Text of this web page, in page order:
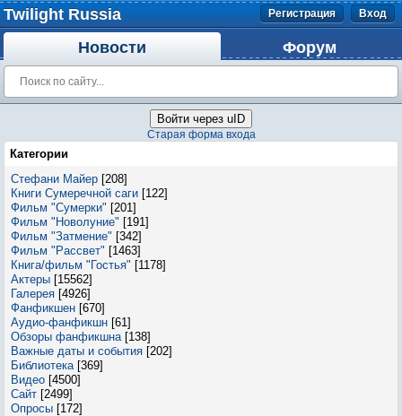
Twilight Russia Регистрация Вход
Новости Форум
Войти через uID
Старая форма входа
Категории
Стефани Майер [208]
Книги Сумеречной саги [122]
Фильм "Сумерки" [201]
Фильм "Новолуние" [191]
Фильм "Затмение" [342]
Фильм "Рассвет" [1463]
Книга/фильм "Гостья" [1178]
Актеры [15562]
Галерея [4926]
Фанфикшен [670]
Аудио-фанфикшн [61]
Обзоры фанфикшна [138]
Важные даты и события [202]
Библиотека [369]
Видео [4500]
Сайт [2499]
Опросы [172]